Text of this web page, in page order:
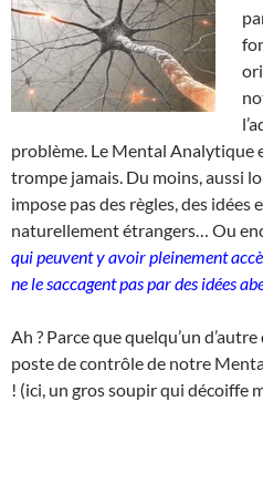
problème. Le Mental Analytique
trompe jamais. Du moins, aussi
impose pas des règles, des idées
naturellement étrangers… Ou
qui peuvent y avoir pleinement
ne le saccagent pas par des idées
Ah ? Parce que quelqu’un
poste de contrôle de notre
! (ici, un gros soupir qui décoiffe